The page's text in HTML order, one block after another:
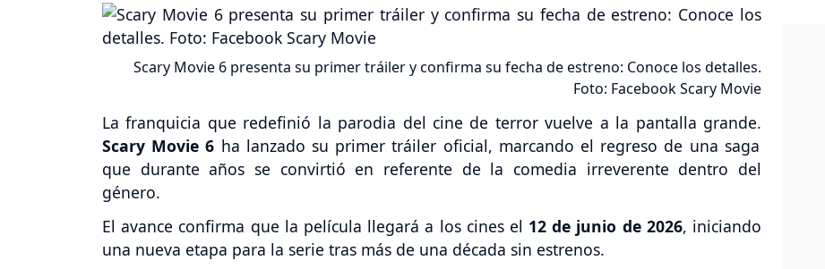
Scary Movie 6 presenta su primer tráiler y confirma su fecha de estreno: Conoce los detalles.
Foto: Facebook Scary Movie
La franquicia que redefinió la parodia del cine de terror vuelve a la pantalla grande.
Scary Movie 6 ha lanzado su primer tráiler oficial, marcando el regreso de una saga
que durante años se convirtió en referente de la comedia irreverente dentro del
género.
El avance confirma que la película llegará a los cines el 12 de junio de 2026, iniciando
una nueva etapa para la serie tras más de una década sin estrenos.